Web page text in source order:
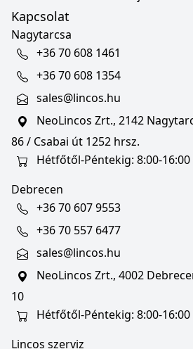
Kapcsolat
Nagytarcsa
+36 70 608 1461
+36 70 608 1354
sales@lincos.hu
NeoLincos Zrt., 2142
86 / Csabai út 1252 hrsz.
Hétfőtől-Péntekig: 8:00-
Debrecen
+36 70 607 9553
+36 70 557 6477
sales@lincos.hu
NeoLincos Zrt., 4002
10
Hétfőtől-Péntekig: 8:00-16:00
Lincos szerviz